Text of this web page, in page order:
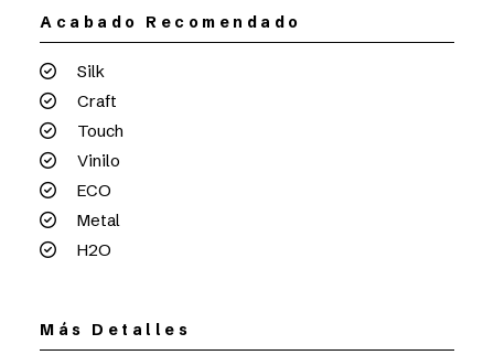
Acabado Recomendado
Silk
Craft
Touch
Vinilo
ECO
Metal
H2O
Más Detalles